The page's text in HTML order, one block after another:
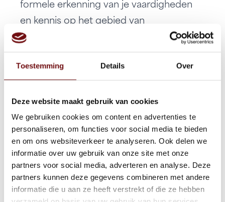
Toestemming Details Over
Deze website maakt gebruik van cookies
We gebruiken cookies om content en advertenties te
personaliseren, om functies voor social media te bieden
en om ons websiteverkeer te analyseren. Ook delen we
informatie over uw gebruik van onze site met onze
partners voor social media, adverteren en analyse. Deze
partners kunnen deze gegevens combineren met andere
informatie die u aan ze heeft verstrekt of die ze hebben
formele erkenning van je vaardigheden
en kennis op het gebied van
bloedafname, wat je geloofwaardigheid
en inzetbaarheid als zorgprofessional
vergroot. Veel werkgevers in de
gecertificeerde medewerkers omdat dit
de kwaliteit en veiligheid van de zorg
bevordert. Het behalen van een
certificering bloedafname kan ook je
carrièrekansen verbeteren, doordat het
aantoont dat je voldoet aan de
professionele normen en vereisten